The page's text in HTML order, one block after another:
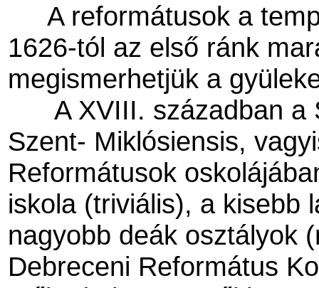
A reformátusok a
1626-tól az első ránk
megismerhetjük a
A XVIII. században a
Szent- Miklósiensis,
Reformátusok
iskola (triviális), a kisebb
nagyobb deák osztályok
Debreceni Református